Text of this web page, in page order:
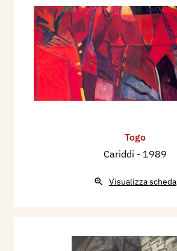
Togo
Cariddi - 1989
Visualizza scheda